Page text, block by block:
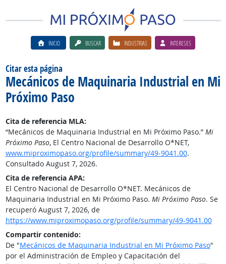
INICIO BUSCAR INDUSTRIAS INTERESES
Citar esta página
Mecánicos de Maquinaria Industrial en Mi
Próximo Paso
Cita de referencia MLA:
“Mecánicos de Maquinaria Industrial en Mi Próximo Paso.” Mi
Próximo Paso, El Centro Nacional de Desarrollo O*NET,
www.miproximopaso.org/profile/summary/49-9041.00.
Consultado August 7, 2026.
Cita de referencia APA:
El Centro Nacional de Desarrollo O*NET. Mecánicos de
Maquinaria Industrial en Mi Próximo Paso. Mi Próximo Paso. Se
recuperó August 7, 2026, de
https://www.miproximopaso.org/profile/summary/49-9041.00
Compartir contenido:
De "Mecánicos de Maquinaria Industrial en Mi Próximo Paso"
por el Administración de Empleo y Capacitación del